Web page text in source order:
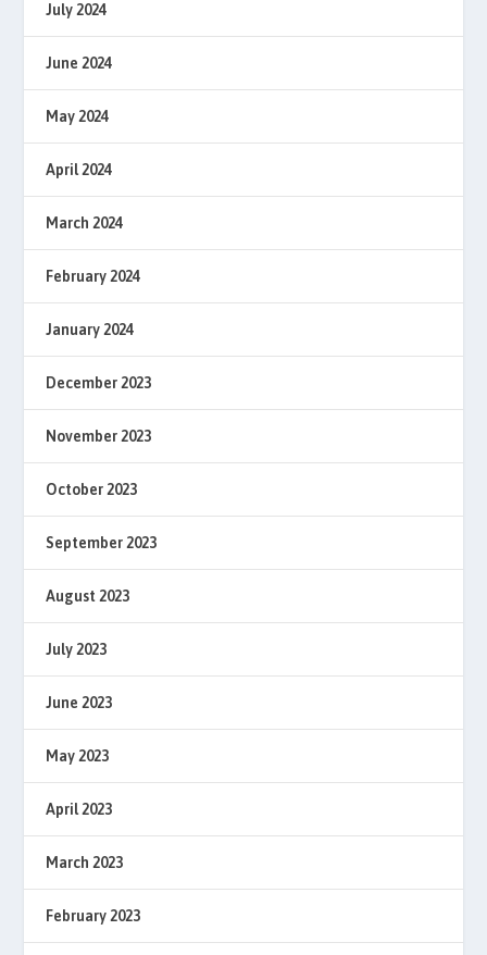
July 2024
June 2024
May 2024
April 2024
March 2024
February 2024
January 2024
December 2023
November 2023
October 2023
September 2023
August 2023
July 2023
June 2023
May 2023
April 2023
March 2023
February 2023